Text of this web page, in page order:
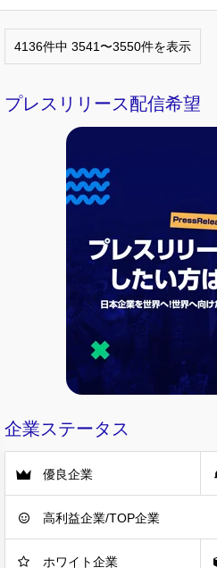
4136件中 3541〜3550件を表示
プレスリリース配信希望
企業ステータス
優良企業
高利益企業/TOP企業
ホワイト企業